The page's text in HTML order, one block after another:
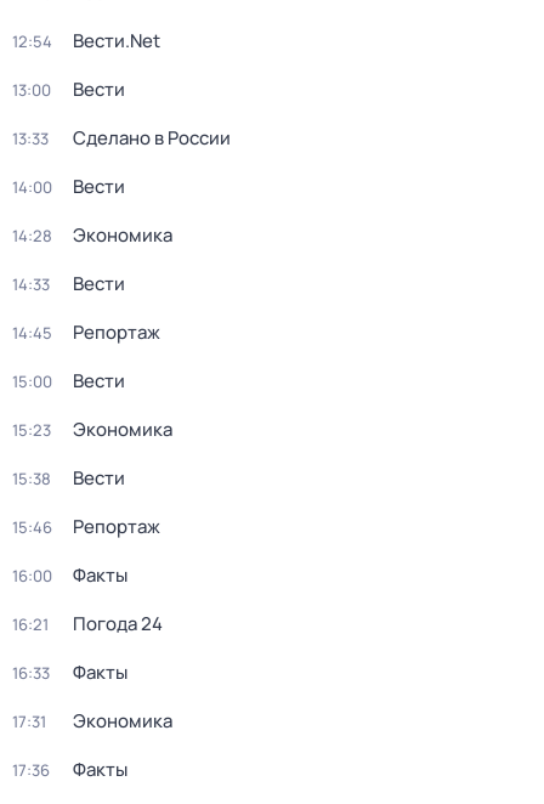
12:54 Вести.Net
13:00 Вести
13:33 Сделано в России
14:00 Вести
14:28 Экономика
14:33 Вести
14:45 Репортаж
15:00 Вести
15:23 Экономика
15:38 Вести
15:46 Репортаж
16:00 Факты
16:21 Погода 24
16:33 Факты
17:31 Экономика
17:36 Факты